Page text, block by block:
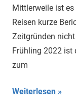
November
Mittlerweile ist
Reisen kurze
Zeitgründen
Frühling 2022 ist
zum
Weiterlesen